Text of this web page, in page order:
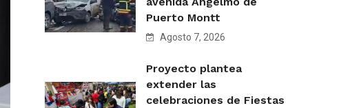
Puerto Montt
Agosto 7, 2026
Proyecto plantea
extender las
celebraciones de Fiestas